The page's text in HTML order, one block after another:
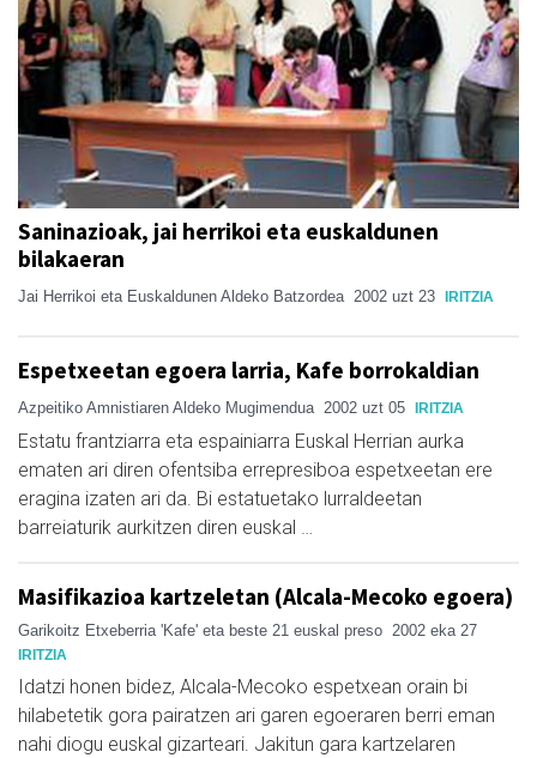
Saninazioak, jai herrikoi eta euskaldunen
bilakaeran
Jai Herrikoi eta Euskaldunen Aldeko Batzordea 2002 uzt 23 IRITZIA
Espetxeetan egoera larria, Kafe borrokaldian
Azpeitiko Amnistiaren Aldeko Mugimendua 2002 uzt 05 IRITZIA
Estatu frantziarra eta espainiarra Euskal Herrian aurka
ematen ari diren ofentsiba errepresiboa espetxeetan ere
eragina izaten ari da. Bi estatuetako lurraldeetan
barreiaturik aurkitzen diren euskal …
Masifikazioa kartzeletan (Alcala-Mecoko egoera)
Garikoitz Etxeberria 'Kafe' eta beste 21 euskal preso 2002 eka 27
IRITZIA
Idatzi honen bidez, Alcala-Mecoko espetxean orain bi
hilabetetik gora pairatzen ari garen egoeraren berri eman
nahi diogu euskal gizarteari. Jakitun gara kartzelaren